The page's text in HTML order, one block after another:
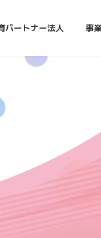
パートナー法人 事